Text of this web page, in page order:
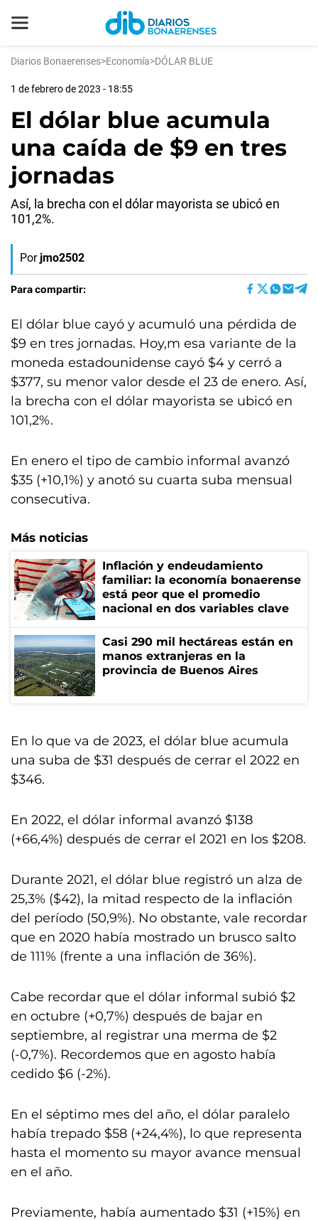
Diarios Bonaerenses>Economía>DÓLAR BLUE
1 de febrero de 2023 - 18:55
El dólar blue acumula
una caída de $9 en tres
jornadas
Así, la brecha con el dólar mayorista se ubicó en
101,2%.
Por jmo2502
Para compartir:
El dólar blue cayó y acumuló una pérdida de
$9 en tres jornadas. Hoy,m esa variante de la
moneda estadounidense cayó $4 y cerró a
$377, su menor valor desde el 23 de enero. Así,
la brecha con el dólar mayorista se ubicó en
101,2%.
En enero el tipo de cambio informal avanzó
$35 (+10,1%) y anotó su cuarta suba mensual
consecutiva.
Más noticias
Inflación y endeudamiento
familiar: la economía bonaerense
está peor que el promedio
nacional en dos variables clave
Casi 290 mil hectáreas están en
manos extranjeras en la
provincia de Buenos Aires
En lo que va de 2023, el dólar blue acumula
una suba de $31 después de cerrar el 2022 en
$346.
En 2022, el dólar informal avanzó $138
(+66,4%) después de cerrar el 2021 en los $208.
Durante 2021, el dólar blue registró un alza de
25,3% ($42), la mitad respecto de la inflación
del período (50,9%). No obstante, vale recordar
que en 2020 había mostrado un brusco salto
de 111% (frente a una inflación de 36%).
Cabe recordar que el dólar informal subió $2
en octubre (+0,7%) después de bajar en
septiembre, al registrar una merma de $2
(-0,7%). Recordemos que en agosto había
cedido $6 (-2%).
En el séptimo mes del año, el dólar paralelo
había trepado $58 (+24,4%), lo que representa
hasta el momento su mayor avance mensual
en el año.
Previamente, había aumentado $31 (+15%) en